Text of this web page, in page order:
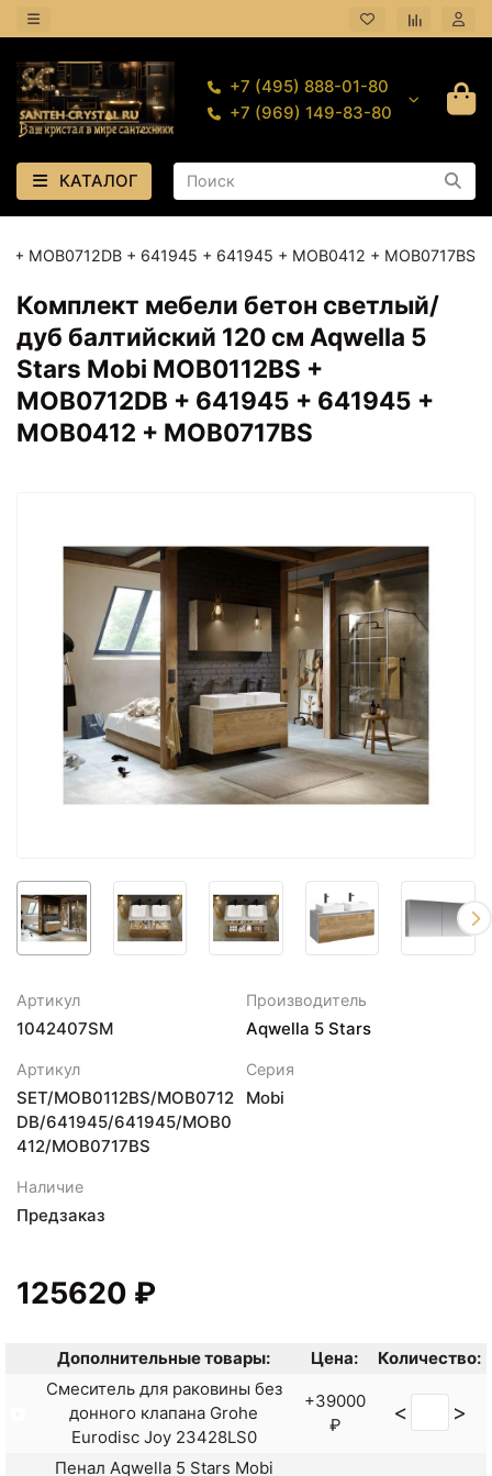
+7 (495) 888-01-80
+7 (969) 149-83-80
КАТАЛОГ
MOB0712DB + 641945 + 641945 + MOB0412 + MOB0717BS
Комплект мебели бетон светлый/
дуб балтийский 120 см Aqwella 5
Stars Mobi MOB0112BS +
MOB0712DB + 641945 + 641945 +
MOB0412 + MOB0717BS
Артикул
1042407SM
Производитель
Aqwella 5 Stars
Артикул
SET/MOB0112BS/MOB0712
DB/641945/641945/MOB0
412/MOB0717BS
Серия
Mobi
Наличие
Предзаказ
125620 ₽
Дополнительные товары: Цена:
Количество:
Смеситель для раковины без
донного клапана Grohe
Eurodisc Joy 23428LS0
+39000
₽
< >
Пенал Aqwella 5 Stars Mobi